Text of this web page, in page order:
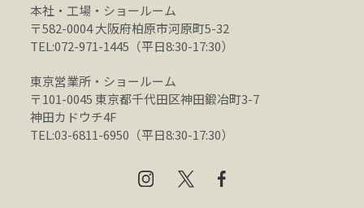
本社・工場・ショールーム
〒582-0004 大阪府柏原市河原町5-32
TEL:072-971-1445（平日8:30-17:30）
東京営業所・ショールーム
〒101-0045 東京都千代田区神田鍛冶町3-7
神田カドウチ4F
TEL:03-6811-6950（平日8:30-17:30）